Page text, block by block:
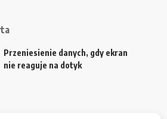
Przeniesienie danych, gdy ekran
nie reaguje na dotyk